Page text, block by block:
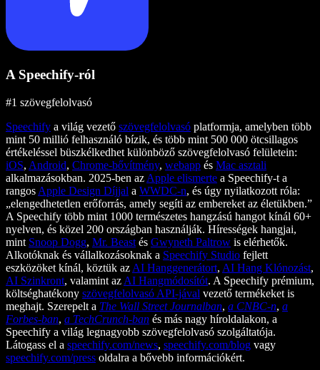
A Speechify-ról
#1 szövegfelolvasó
Speechify a világ vezető szövegfelolvasó platformja, amelyben több
mint 50 millió felhasználó bízik, és több mint 500 000 ötcsillagos
értékeléssel büszkélkedhet különböző szövegfelolvasó felületein:
iOS, Android, Chrome-bővítmény, webapp és Mac asztali
alkalmazásokban. 2025-ben az Apple elismerte a Speechify-t a
rangos Apple Design Díjjal a WWDC-n, és úgy nyilatkozott róla:
„elengedhetetlen erőforrás, amely segíti az embereket az életükben.”
A Speechify több mint 1000 természetes hangzású hangot kínál 60+
nyelven, és közel 200 országban használják. Hírességek hangjai,
mint Snoop Dogg, Mr. Beast és Gwyneth Paltrow is elérhetők.
Alkotóknak és vállalkozásoknak a Speechify Studio fejlett
eszközöket kínál, köztük az AI Hanggenerátort, AI Hang Klónozást,
AI Szinkront, valamint az AI Hangmódosítót. A Speechify prémium,
költséghatékony szövegfelolvasó API-jával vezető termékeket is
meghajt. Szerepelt a The Wall Street Journalban, a CNBC-n, a
Forbes-ban, a TechCrunch-ban és más nagy híroldalakon, a
Speechify a világ legnagyobb szövegfelolvasó szolgáltatója.
Látogass el a speechify.com/news, speechify.com/blog vagy
speechify.com/press oldalra a bővebb információkért.